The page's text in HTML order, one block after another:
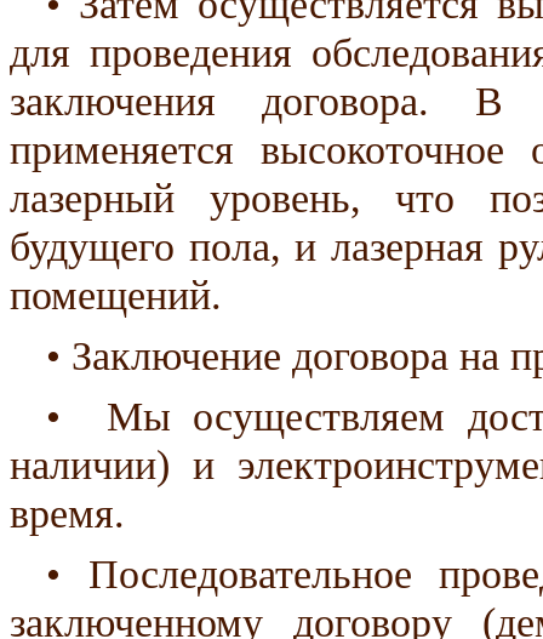
для проведения
заключения договора. В
применяется высокоточное
лазерный уровень, что
будущего пола, и лазерная
помещений.
• Заключение договора на
• Мы осуществляем
наличии) и
время.
• Последовательное
заключенному договору